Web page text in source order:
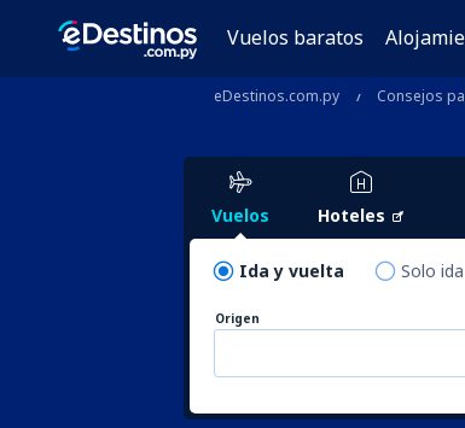
Vuelos baratos
eDestinos.com.py Consejos
Vuelos Hoteles
Ida y vuelta Solo ida
Origen